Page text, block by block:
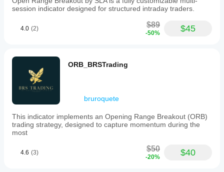
session indicator designed for structured intraday traders.
4.0 (2) $89
-50% $45
ORB_BRSTrading
bruroquete
This indicator implements an Opening Range Breakout (ORB)
trading strategy, designed to capture momentum during the
most
4.6 (3) $50
-20% $40